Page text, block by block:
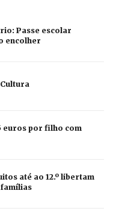
Passe escolar
encolher
euros por filho com
até ao 12.º libertam
famílias